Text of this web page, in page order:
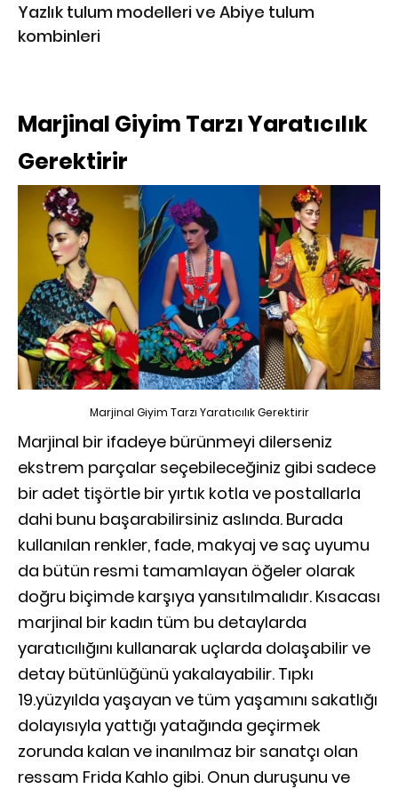
Yazlık tulum modelleri ve Abiye tulum
kombinleri
Marjinal Giyim Tarzı Yaratıcılık
Gerektirir
Marjinal Giyim Tarzı Yaratıcılık Gerektirir
Marjinal bir ifadeye bürünmeyi dilerseniz
ekstrem parçalar seçebileceğiniz gibi sadece
bir adet tişörtle bir yırtık kotla ve postallarla
dahi bunu başarabilirsiniz aslında. Burada
kullanılan renkler, fade, makyaj ve saç uyumu
da bütün resmi tamamlayan öğeler olarak
doğru biçimde karşıya yansıtılmalıdır. Kısacası
marjinal bir kadın tüm bu detaylarda
yaratıcılığını kullanarak uçlarda dolaşabilir ve
detay bütünlüğünü yakalayabilir. Tıpkı
19.yüzyılda yaşayan ve tüm yaşamını sakatlığı
dolayısıyla yattığı yatağında geçirmek
zorunda kalan ve inanılmaz bir sanatçı olan
ressam Frida Kahlo gibi. Onun duruşunu ve